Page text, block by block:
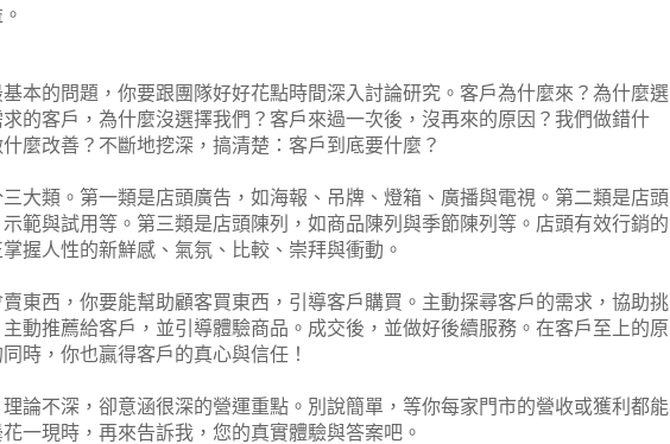
本的問題，你要跟團隊好好花點時間深入討論研究。客戶為什麼來？為什麼選
的客戶，為什麼沒選擇我們？客戶來過一次後，沒再來的原因？我們做錯什
麼改善？不斷地挖深，搞清楚：客戶到底要什麼？
大類。第一類是店頭廣告，如海報、吊牌、燈箱、廣播與電視。第二類是店頭
範與試用等。第三類是店頭陳列，如商品陳列與季節陳列等。店頭有效行銷的
握人性的新鮮感、氣氛、比較、崇拜與衝動。
東西，你要能幫助顧客買東西，引導客戶購買。主動探尋客戶的需求，協助挑
動推薦給客戶，並引導體驗商品。成交後，並做好後續服務。在客戶至上的原
時，你也贏得客戶的真心與信任！
論不深，卻意涵很深的營運重點。別說簡單，等你每家門市的營收或獲利都能
一現時，再來告訴我，您的真實體驗與答案吧。